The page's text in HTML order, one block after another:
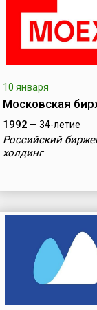
10 января
Московская
1992 — 34-летие
Российский
холдинг